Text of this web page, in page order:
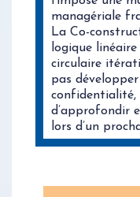
managériale
La Co-
logique
circulaire
pas
confidentialité,
d’approfondir
lors d’un